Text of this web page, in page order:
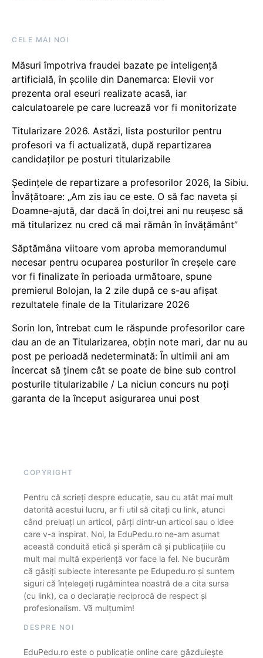
CELE MAI NOI
Măsuri împotriva fraudei bazate pe inteligență
artificială, în școlile din Danemarca: Elevii vor
prezenta oral eseuri realizate acasă, iar
calculatoarele pe care lucrează vor fi monitorizate
Titularizare 2026. Astăzi, lista posturilor pentru
profesori va fi actualizată, după repartizarea
candidaților pe posturi titularizabile
Ședințele de repartizare a profesorilor 2026, la Sibiu.
Învățătoare: „Am zis iau ce este. O să fac naveta și
Doamne-ajută, dar dacă în doi,trei ani nu reușesc să
mă titularizez nu cred că mai rămân în învățământ”
Săptămâna viitoare vom aproba memorandumul
necesar pentru ocuparea posturilor în creșele care
vor fi finalizate în perioada următoare, spune
premierul Bolojan, la 2 zile după ce s-au afișat
rezultatele finale de la Titularizare 2026
Sorin Ion, întrebat cum le răspunde profesorilor care
dau an de an Titularizarea, obțin note mari, dar nu au
post pe perioadă nedeterminată: În ultimii ani am
încercat să ținem cât se poate de bine sub control
posturile titularizabile / La niciun concurs nu poți
garanta de la început asigurarea unui post
COPYRIGHT
Pentru că scrieți despre educație, sau cu atât mai mult
datorită acestui lucru, ar fi util să citați cu link, atunci
când preluați un articol, părți dintr-un articol sau o idee
care v-a inspirat. Noi, la EduPedu.ro ne-am asumat
această conduită etică și sperăm că și publicațiile cu
mult mai multă experiență vor face la fel. Ne bucurăm
că găsiți subiecte interesante pe Edupedu.ro și suntem
siguri că înțelegeți rugămintea noastră de a cita sursa
(cu link), ca o declarație reciprocă de respect și
profesionalism. Vă mulțumim!
DESPRE NOI
EduPedu.ro este o publicație online care găzduiește